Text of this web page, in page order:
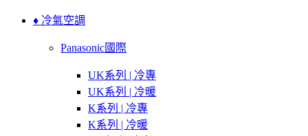
♦ 冷氣空調
Panasonic國際
UK系列 | 冷專
UK系列 | 冷暖
K系列 | 冷專
K系列 | 冷暖